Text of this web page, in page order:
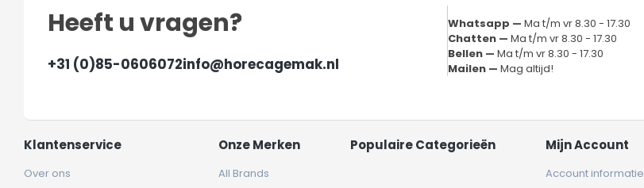
Heeft u vragen?
+31 (0)85-0606072info@horecagemak.nl
Whatsapp —Ma t/m vr 8.30 - 17.30
Chatten —Ma t/m vr 8.30 - 17.30
Bellen —Ma t/m vr 8.30 - 17.30
Mailen —Mag altijd!
Klantenservice
Over ons
Onze Merken
All Brands
Populaire Categorieën Mijn Account
Account informatie